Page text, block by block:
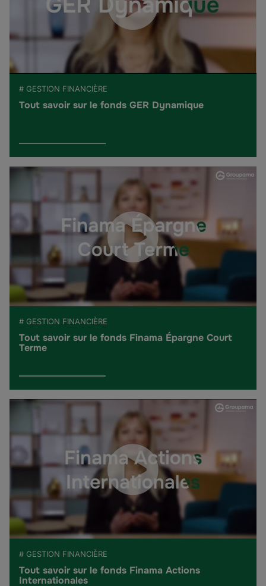
# GESTION FINANCIÈRE
Tout savoir sur le fonds GER Dynamique
# GESTION FINANCIÈRE
Tout savoir sur le fonds Finama Épargne Court
Terme
# GESTION FINANCIÈRE
Tout savoir sur le fonds Finama Actions
Internationales